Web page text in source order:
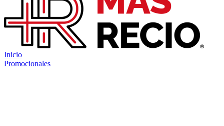
Inicio
Promocionales